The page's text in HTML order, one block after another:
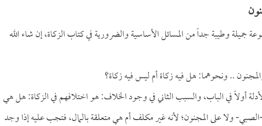
جميلة وطيبة جداً من المسائل الأساسية والضرورية في كتاب الزكاة، إن شاء الله
.. ونحوهما: هل فيه زكاة أم ليس فيه زكاة؟
أولاً في الباب، والسبب الثاني في وجود الخلاف: هو اختلافهم في الزكاة: هل هي
ولا على المجنون؛ لأنه غير مكلف أم هي متعلقة بالمال، فتجب عليه إذا وجد